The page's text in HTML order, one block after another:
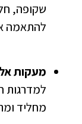
שקופה,
להתאמה
מעקות
למדרגות
מחליד